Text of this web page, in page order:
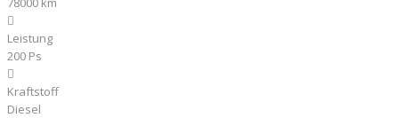
Leistung
200 Ps
Kraftstoff
Diesel